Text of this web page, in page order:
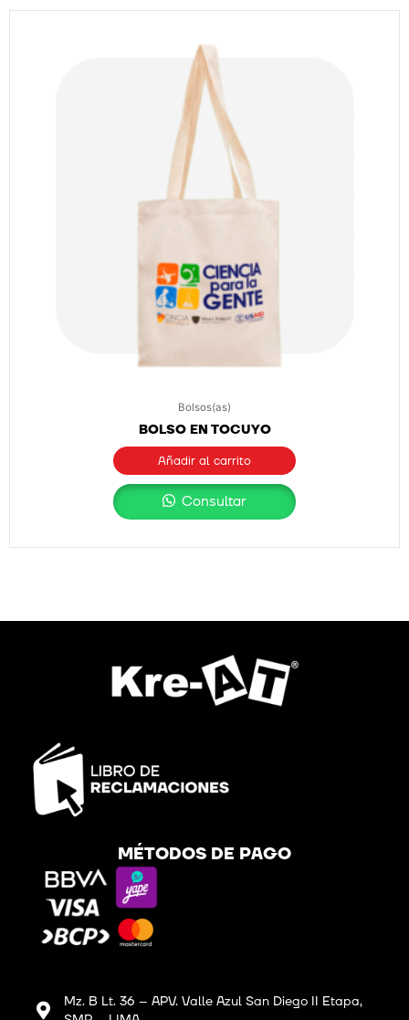
Bolsos(as)
BOLSO EN TOCUYO
Añadir al carrito
Consultar
MÉTODOS DE PAGO
Mz. B Lt. 36 – APV. Valle Azul San Diego II Etapa,